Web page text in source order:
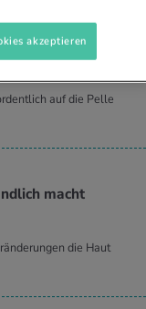
Pla­ge­geis­ter
auf die Pelle
macht
die Haut
akzeptieren